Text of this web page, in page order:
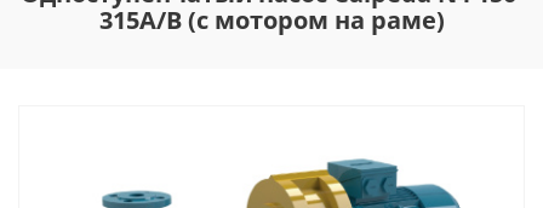
315A/B (с мотором на раме)